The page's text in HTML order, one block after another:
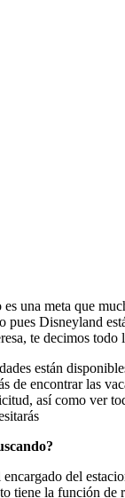
una meta que
pues Disneyland
te decimos todo
están
de encontrar las
así como ver
del
tiene la función de